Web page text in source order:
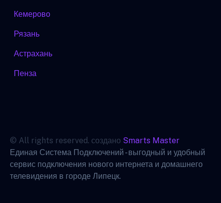
Кемерово
Рязань
Астрахань
Пенза
© All rights reserved. создано Smarts Master
Единая Система Подключений - выгодный и удобный
сервис подключения нового интернета и домашнего
телевидения в городе Липецк.